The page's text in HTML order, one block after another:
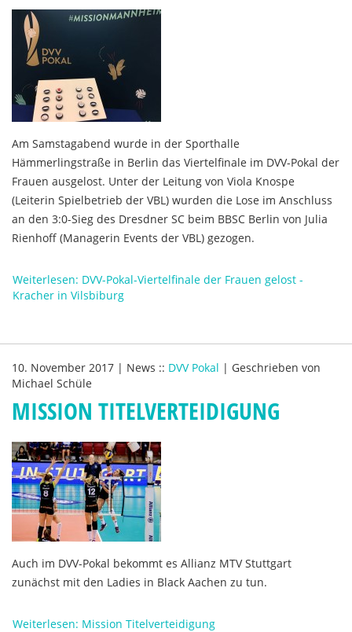
Am Samstagabend wurde in der Sporthalle
Hämmerlingstraße in Berlin das Viertelfinale im DVV-Pokal der
Frauen ausgelost. Unter der Leitung von Viola Knospe
(Leiterin Spielbetrieb der VBL) wurden die Lose im Anschluss
an den 3:0-Sieg des Dresdner SC beim BBSC Berlin von Julia
Rienhoff (Managerin Events der VBL) gezogen.
Weiterlesen: DVV-Pokal-Viertelfinale der Frauen gelost -
Kracher in Vilsbiburg
10. November 2017 | News :: DVV Pokal | Geschrieben von
Michael Schüle
MISSION TITELVERTEIDIGUNG
Auch im DVV-Pokal bekommt es Allianz MTV Stuttgart
zunächst mit den Ladies in Black Aachen zu tun.
Weiterlesen: Mission Titelverteidigung